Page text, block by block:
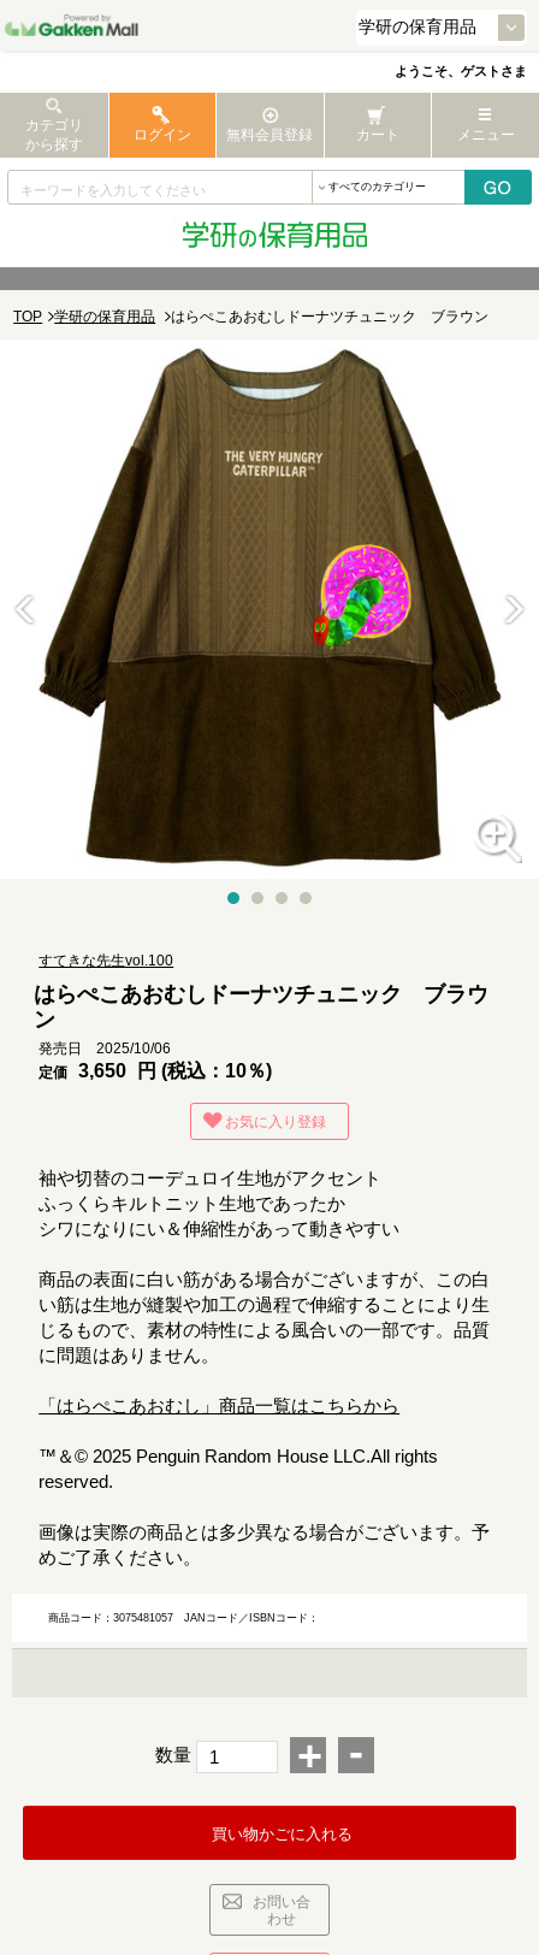
ようこそ、ゲストさま
カテゴリ
から探す
ログイン 無料会員登録 カート メニュー
TOP 学研の保育用品 はらぺこあおむしドーナツチュニック ブラウン
すてきな先生vol.100
はらぺこあおむしドーナツチュニック ブラウ
ン
発売日 2025/10/06
定価
3,650 円 (税込：10％)
お気に入り登録
袖や切替のコーデュロイ生地がアクセント
ふっくらキルトニット生地であったか
シワになりにい＆伸縮性があって動きやすい
商品の表面に白い筋がある場合がございますが、この白
い筋は生地が縫製や加工の過程で伸縮することにより生
じるもので、素材の特性による風合いの一部です。品質
に問題はありません。
「はらぺこあおむし」商品一覧はこちらから
™＆© 2025 Penguin Random House LLC.All rights
reserved.
画像は実際の商品とは多少異なる場合がございます。予
めご了承ください。
商品コード：3075481057JANコード／ISBNコード：
数量 + -
買い物かごに入れる
お問い合
わせ